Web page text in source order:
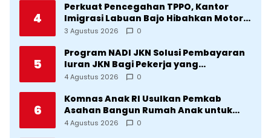
4
Perkuat Pencegahan TPPO, Kantor
Imigrasi Labuan Bajo Hibahkan Motor
Operasional ke Lima Desa di
3 Agustus 2026 0
5
Program NADI JKN Solusi Pembayaran
Iuran JKN Bagi Pekerja yang
Penghasilannya Tidak Tetap
4 Agustus 2026 0
6
Komnas Anak RI Usulkan Pemkab
Asahan Bangun Rumah Anak untuk
Korban Kekerasan
4 Agustus 2026 0